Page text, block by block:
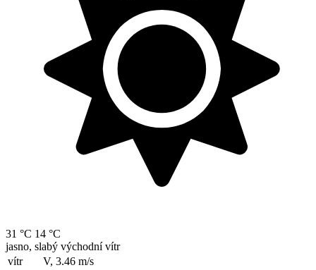
31 °C 14 °C
jasno, slabý východní vítr
vítr
V, 3.46 m/s